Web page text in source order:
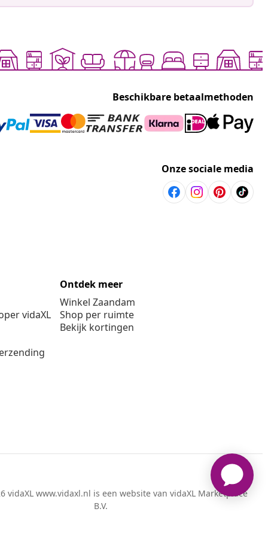
Beschikbare betaalmethoden
Onze sociale media
vidaXL
Ontdek meer
Winkel Zaandam
Shop per ruimte
Bekijk kortingen
vidaXL www.vidaxl.nl is een website van vidaXL Marketplace
B.V.